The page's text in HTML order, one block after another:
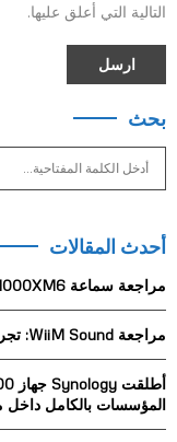
التالية التي أعلق عليها.
بحث
c
f
r
:
أحدث المقالات
مراجعة سماعة Sony WH-1000XM6
مراجعة WiiM Sound: تجربة صوتية متكاملة
المؤسسات بالكامل داخل